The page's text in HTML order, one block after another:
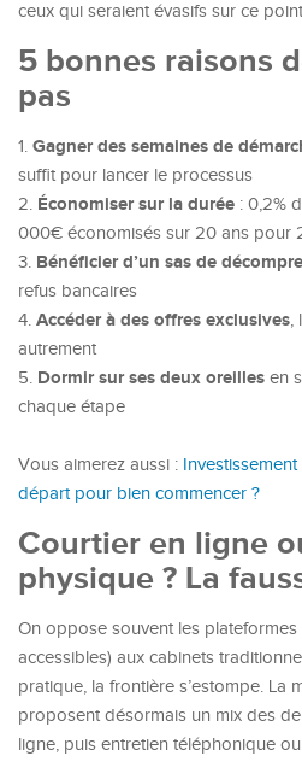
ceux qui seraient évasifs sur ce
5 bonnes raisons
pas
1. Gagner des semaines de
suffit pour lancer le processus
2. Économiser sur la durée : 0,2%
000€ économisés sur 20 ans pour
3. Bénéficier d’un sas de
refus bancaires
4. Accéder à des offres exclusives,
autrement
5. Dormir sur ses deux oreilles en
chaque étape
Vous aimerez aussi :
départ pour bien commencer ?
Courtier en ligne
physique ? La
On oppose souvent les
accessibles) aux cabinets
pratique, la frontière s’estompe. La
proposent désormais un mix des
ligne, puis entretien téléphonique